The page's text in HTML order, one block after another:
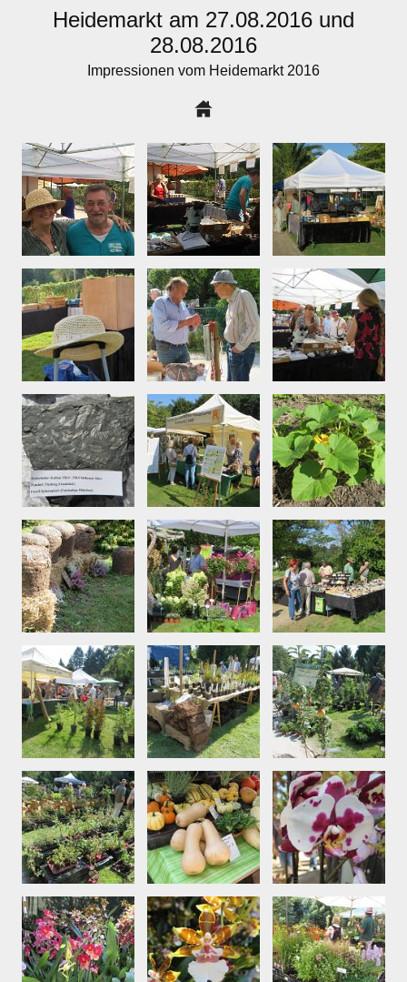
Heidemarkt am 27.08.2016 und
28.08.2016
Impressionen vom Heidemarkt 2016